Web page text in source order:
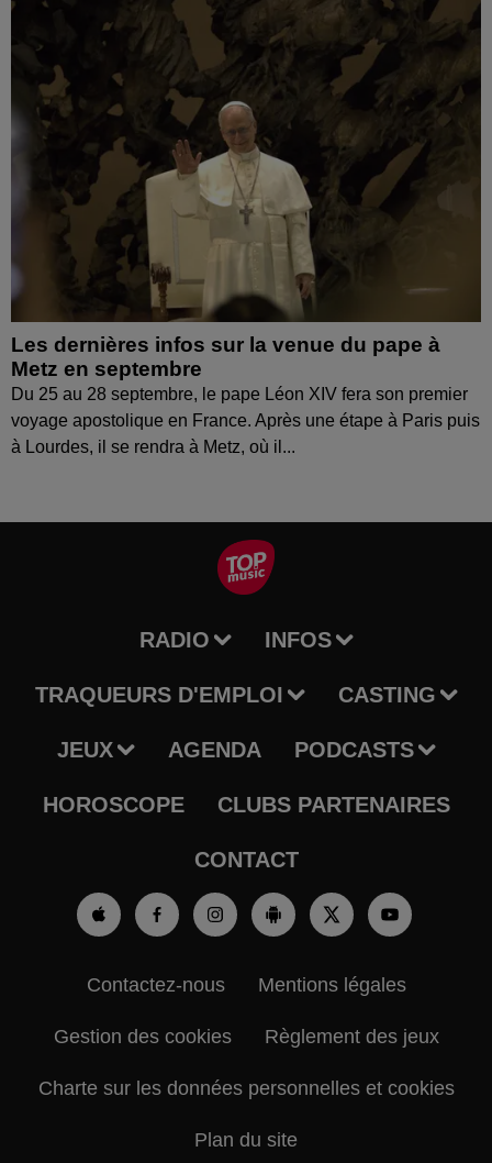
Les dernières infos sur la venue du pape à
Metz en septembre
Du 25 au 28 septembre, le pape Léon XIV fera son premier
voyage apostolique en France. Après une étape à Paris puis
à Lourdes, il se rendra à Metz, où il...
RADIO INFOS
TRAQUEURS D'EMPLOI CASTING
JEUX AGENDA PODCASTS
HOROSCOPE CLUBS PARTENAIRES
CONTACT
Contactez-nous Mentions légales
Gestion des cookies Règlement des jeux
Charte sur les données personnelles et cookies
Plan du site